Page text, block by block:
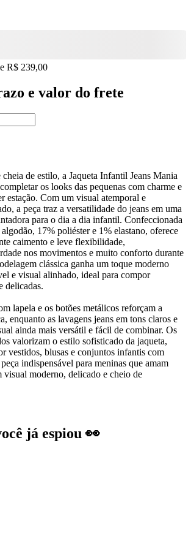
R$ 239,00
e valor do frete
de estilo, a Jaqueta Infantil Jeans Mania
os looks das pequenas com charme e
estação. Com um visual atemporal e
a peça traz a versatilidade do jeans em uma
para o dia a dia infantil. Confeccionada
17% poliéster e 1% elastano, oferece
caimento e leve flexibilidade,
nos movimentos e muito conforto durante
clássica ganha um toque moderno
e visual alinhado, ideal para compor
delicadas.
lapela e os botões metálicos reforçam a
enquanto as lavagens jeans em tons claros e
ainda mais versátil e fácil de combinar. Os
valorizam o estilo sofisticado da jaqueta,
vestidos, blusas e conjuntos infantis com
indispensável para meninas que amam
visual moderno, delicado e cheio de
já espiou 👀